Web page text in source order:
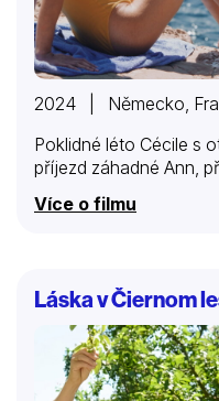
2024 | Německo,
Poklidné léto Cécile s
příjezd záhadné Ann,
Více o filmu
Láska v Čiernom